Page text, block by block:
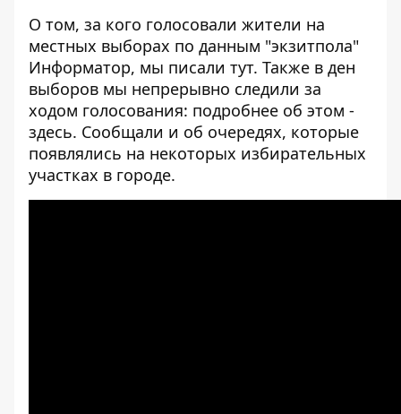
О том, за кого голосовали жители на
местных выборах по данным "экзитпола"
Информатор, мы писали тут. Также в ден
выборов мы непрерывно следили за
ходом голосования: подробнее об этом -
здесь. Сообщали и об очередях, которые
появлялись на некоторых избирательных
участках в городе.